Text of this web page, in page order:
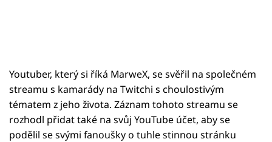
Youtuber, který si říká MarweX, se svěřil na společném
streamu s kamarády na Twitchi s choulostivým
tématem z jeho života. Záznam tohoto streamu se
rozhodl přidat také na svůj YouTube účet, aby se
podělil se svými fanoušky o tuhle stinnou stránku